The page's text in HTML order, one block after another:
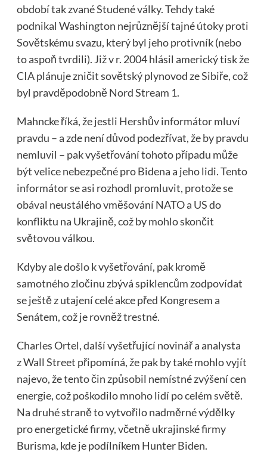
období tak zvané Studené války. Tehdy také
podnikal Washington nejrůznější tajné útoky proti
Sovětskému svazu, který byl jeho protivník (nebo
to aspoň tvrdili). Již v r. 2004 hlásil americký tisk že
CIA plánuje zničit sovětský plynovod ze Sibiře, což
byl pravděpodobně Nord Stream 1.
Mahncke říká, že jestli Hershův informátor mluví
pravdu – a zde není důvod podezřívat, že by pravdu
nemluvil – pak vyšetřování tohoto případu může
být velice nebezpečné pro Bidena a jeho lidi. Tento
informátor se asi rozhodl promluvit, protože se
obával neustálého vměšování NATO a US do
konfliktu na Ukrajině, což by mohlo skončit
světovou válkou.
Kdyby ale došlo k vyšetřování, pak kromě
samotného zločinu zbývá spiklencům zodpovídat
se ještě z utajení celé akce před Kongresem a
Senátem, což je rovněž trestné.
Charles Ortel, další vyšetřující novinář a analysta
z Wall Street připomíná, že pak by také mohlo vyjít
najevo, že tento čin způsobil nemístné zvýšení cen
energie, což poškodilo mnoho lidí po celém světě.
Na druhé straně to vytvořilo nadměrné výdělky
pro energetické firmy, včetně ukrajinské firmy
Burisma, kde je podílníkem Hunter Biden.